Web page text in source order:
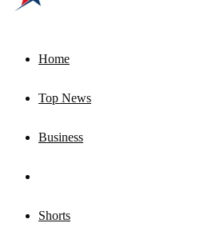
Home
Top News
Business
Shorts